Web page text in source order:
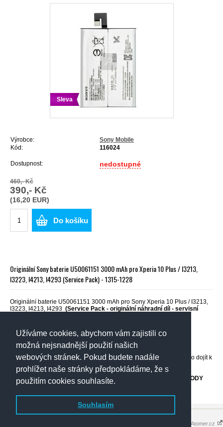
Užíváme cookies, abychom vám zajistili co
možná nejsnadnější použití našich
webových stránek. Pokud budete nadále
prohlížet naše stránky předpokládáme, že s
použitím cookies souhlasíte.
Souhlasím
Sleva
Výrobce:
Sony Mobile
Kód:
116024
Dostupnost: nedostupné
460,- Kč
390,- Kč
(16,20 EUR)
Do košíku
Originální Sony baterie U50061151 3000 mAh pro Xperia 10 Plus / I3213,
I3223, I4213, I4293 (Service Pack) - 1315-1228
Originální baterie U50061151 3000 mAh pro Sony Xperia 10 Plus / I3213,
I3223, I4213, I4293 (Service Pack - originální náhradní díl - servisní
Sony Xperia 10 Plus / I3213, I3223, I4213, I4293
- Při výměně dílu je vyžadována určitá zručnost a znalost
konstrukce opravovaného telefonu. Při neodborné montáži by mohlo dojít k
nezvratnému poškození částí telefonu!
OBCHOD NENESE ŽÁDNOU ODPOVĚDNOST ZA PŘÍPADNÉ ŠKODY
ZPŮSOBENÉ NEODBORNOU MONTÁŽÍ!
Tvorba eshopů - Atomer.cz